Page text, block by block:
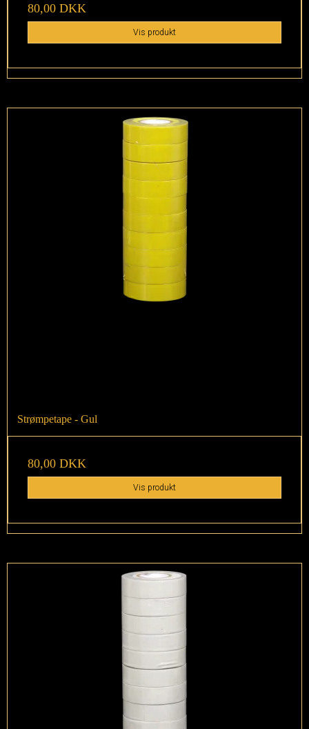
80,00 DKK
Vis produkt
Strømpetape - Gul
80,00 DKK
Vis produkt